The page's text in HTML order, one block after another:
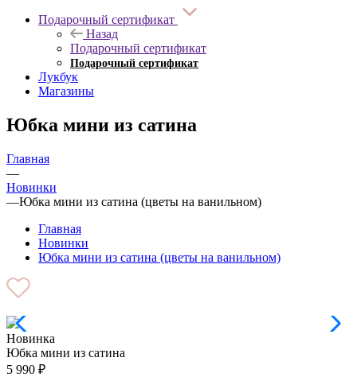
Подарочный сертификат
Назад
Подарочный сертификат
Подарочный сертификат
Лукбук
Магазины
Юбка мини из сатина
Главная
—
Новинки
—Юбка мини из сатина (цветы на ванильном)
Главная
Новинки
Юбка мини из сатина (цветы на ванильном)
Новинка
Юбка мини из сатина
5 990 ₽